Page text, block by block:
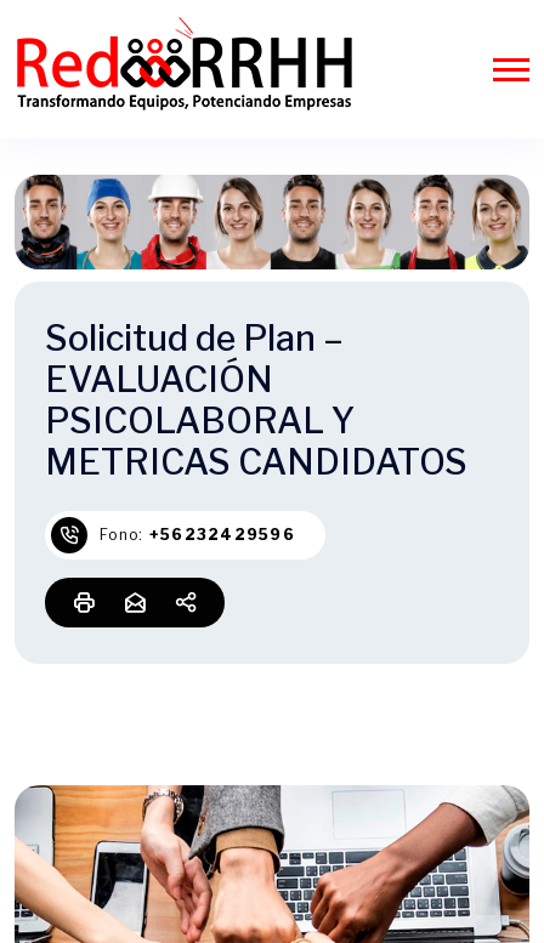
Solicitud de Plan –
EVALUACIÓN
PSICOLABORAL Y
METRICAS CANDIDATOS
Fono: +56232429596